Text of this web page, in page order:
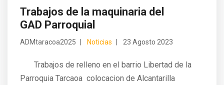
Trabajos de la maquinaria del
GAD Parroquial
ADMtaracoa2025 Noticias 23 Agosto 2023
Trabajos de relleno en el barrio Libertad de la
Parroquia Tarcaoa colocacion de Alcantarilla